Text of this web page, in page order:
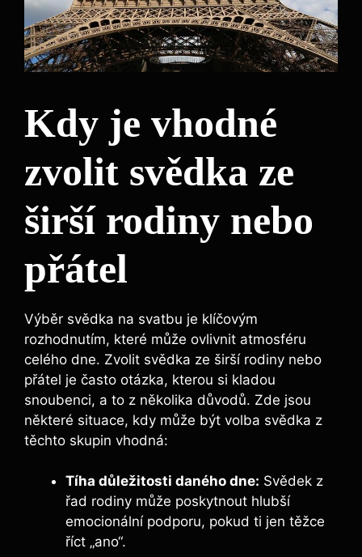
Kdy je vhodné
zvolit svědka ze
širší rodiny nebo
přátel
Výběr svědka na svatbu je klíčovým
rozhodnutím, které může ovlivnit atmosféru
celého dne. Zvolit svědka ze širší rodiny nebo
přátel je často otázka, kterou si kladou
snoubenci, a to z několika důvodů. Zde jsou
některé situace, kdy může být volba svědka z
těchto skupin vhodná:
Tíha důležitosti daného dne: Svědek z
řad rodiny může poskytnout hlubší
emocionální podporu, pokud ti jen těžce
říct „ano“.